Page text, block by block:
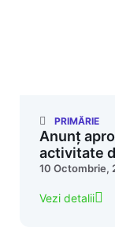
PRIMĂRIE
Anunț
activitate
10 Octombrie,
Vezi detalii